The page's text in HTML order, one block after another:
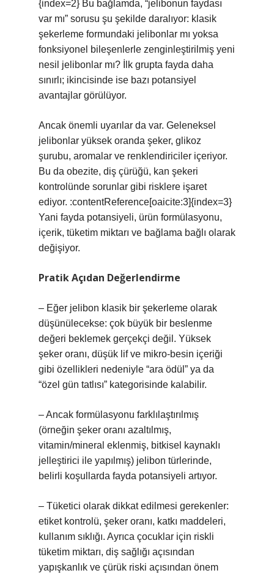
{index=2} Bu bağlamda, “jelibonun faydası
var mı” sorusu şu şekilde daralıyor: klasik
şekerleme formundaki jelibonlar mı yoksa
fonksiyonel bileşenlerle zenginleştirilmiş yeni
nesil jelibonlar mı? İlk grupta fayda daha
sınırlı; ikincisinde ise bazı potansiyel
avantajlar görülüyor.
Ancak önemli uyarılar da var. Geleneksel
jelibonlar yüksek oranda şeker, glikoz
şurubu, aromalar ve renklendiriciler içeriyor.
Bu da obezite, diş çürüğü, kan şekeri
kontrolünde sorunlar gibi risklere işaret
ediyor. :contentReference[oaicite:3]{index=3}
Yani fayda potansiyeli, ürün formülasyonu,
içerik, tüketim miktarı ve bağlama bağlı olarak
değişiyor.
Pratik Açıdan Değerlendirme
– Eğer jelibon klasik bir şekerleme olarak
düşünülecekse: çok büyük bir beslenme
değeri beklemek gerçekçi değil. Yüksek
şeker oranı, düşük lif ve mikro‑besin içeriği
gibi özellikleri nedeniyle “ara ödül” ya da
“özel gün tatlısı” kategorisinde kalabilir.
– Ancak formülasyonu farklılaştırılmış
(örneğin şeker oranı azaltılmış,
vitamin/mineral eklenmiş, bitkisel kaynaklı
jelleştirici ile yapılmış) jelibon türlerinde,
belirli koşullarda fayda potansiyeli artıyor.
– Tüketici olarak dikkat edilmesi gerekenler:
etiket kontrolü, şeker oranı, katkı maddeleri,
kullanım sıklığı. Ayrıca çocuklar için riskli
tüketim miktarı, diş sağlığı açısından
yapışkanlık ve çürük riski açısından önem